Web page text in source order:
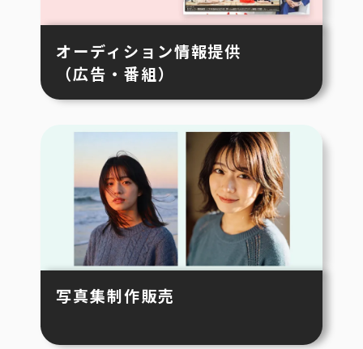
オーディション情報提供
（広告・番組）
写真集制作販売